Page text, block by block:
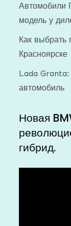
Автомобили
модель у
Как выбрать
Красноярске
Lada Granta:
автомобиль
Новая
гибрид.